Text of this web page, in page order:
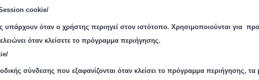
cookie/
ς υπάρχουν όταν ο χρήστης περιηγεί στον ιστότοπο. Χρησιμοποιούνται για
όταν κλείσετε το πρόγραμμα περιήγησης.
ς σύνδεσης που εξαφανίζονται όταν κλείσει το πρόγραμμα περιήγησης,